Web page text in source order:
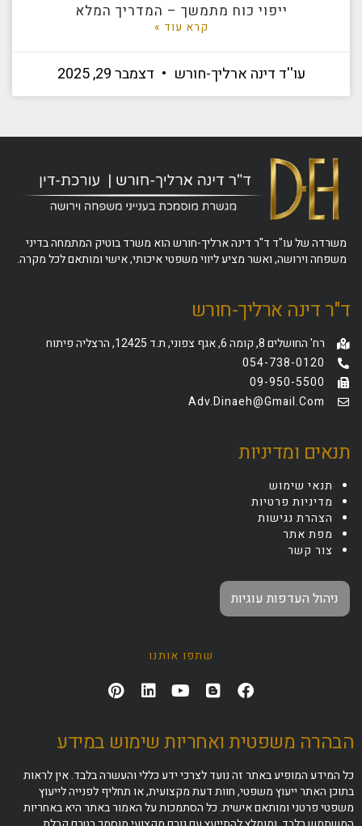
ייפוי כוח מתמשך – המדריך המלא
קרא עוד »
עו''ד דינה ארליך-חורש דצמבר 29, 2025
משרדה של עו"ד ד"ר דינה ארליך-חורש הוא משרד בוטיק המתמחה בדיני
משפחה וירושה, ואשר מציע ליווי משפטי איכותי, אישי ומותאם לכל מקרה.
ד"ר דינה ארליך-חורש
רח' החושלים 8, קומה 6, אגף צפוני, ת.ד 12425, הרצליה פיתוח
054-738-0120
09-950-5500
Adv.dinaeh@gmail.com
תנאים ומדיניות
תנאי שימוש
מדיניות פרטיות
הצהרת נגישות
מפת אתר
צור קשר
ניהול העדפות עוגיות
שתפו אותנו
הבהרה משפטית ואחריות שימוש במידע
כל המידע המופיע באתר זה נועד לצרכי ידע כללי והעשרה בלבד. אין לראות
בתוכן האתר ייעוץ משפטי, חוות דעת מקצועית, או תחליף לפנייה לייעוץ
משפטי פרטני ומותאם אישית. כל הסתמכות על האמור באתר היא באחריות